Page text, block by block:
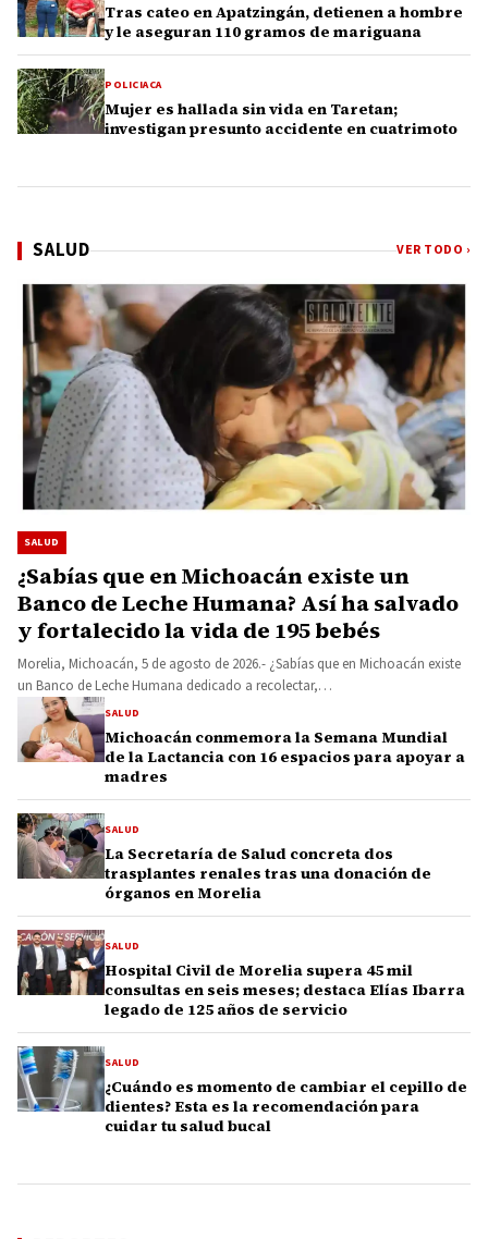
Tras cateo en Apatzingán, detienen a hombre
y le aseguran 110 gramos de mariguana
POLICIACA
Mujer es hallada sin vida en Taretan;
investigan presunto accidente en cuatrimoto
SALUD VER TODO ›
SALUD
¿Sabías que en Michoacán existe un
Banco de Leche Humana? Así ha salvado
y fortalecido la vida de 195 bebés
Morelia, Michoacán, 5 de agosto de 2026.- ¿Sabías que en Michoacán existe
un Banco de Leche Humana dedicado a recolectar,…
SALUD
Michoacán conmemora la Semana Mundial
de la Lactancia con 16 espacios para apoyar a
madres
SALUD
La Secretaría de Salud concreta dos
trasplantes renales tras una donación de
órganos en Morelia
SALUD
Hospital Civil de Morelia supera 45 mil
consultas en seis meses; destaca Elías Ibarra
legado de 125 años de servicio
SALUD
¿Cuándo es momento de cambiar el cepillo de
dientes? Esta es la recomendación para
cuidar tu salud bucal